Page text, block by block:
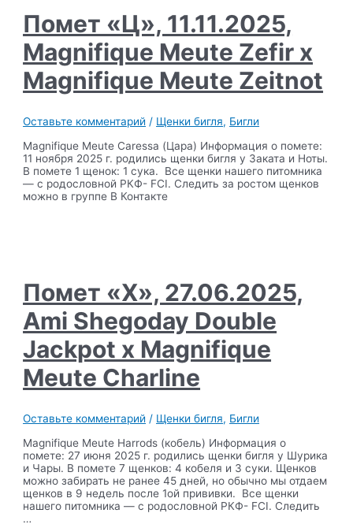
of
Spain
x
Magnifique
Meute
Fiction
Помет «Ц», 11.11.2025,
Magnifique Meute Zefir х
Magnifique Meute Zeitnot
Оставьте комментарий / Щенки бигля, Бигли
Magnifique Meute Caressa (Цара) Информация о помете:
11 ноября 2025 г. родились щенки бигля у Заката и Ноты.
В помете 1 щенок: 1 сука. Все щенки нашего питомника
— с родословной РКФ- FCI. Следить за ростом щенков
можно в группе В Контакте
Помет «Х», 27.06.2025,
Ami Shegoday Double
Jackpot х Magnifique
Meute Charline
Оставьте комментарий / Щенки бигля, Бигли
Magnifique Meute Harrods (кобель) Информация о
помете: 27 июня 2025 г. родились щенки бигля у Шурика
и Чары. В помете 7 щенков: 4 кобеля и 3 суки. Щенков
можно забирать не ранее 45 дней, но обычно мы отдаем
щенков в 9 недель после 1ой прививки. Все щенки
нашего питомника — с родословной РКФ- FCI. Следить
…